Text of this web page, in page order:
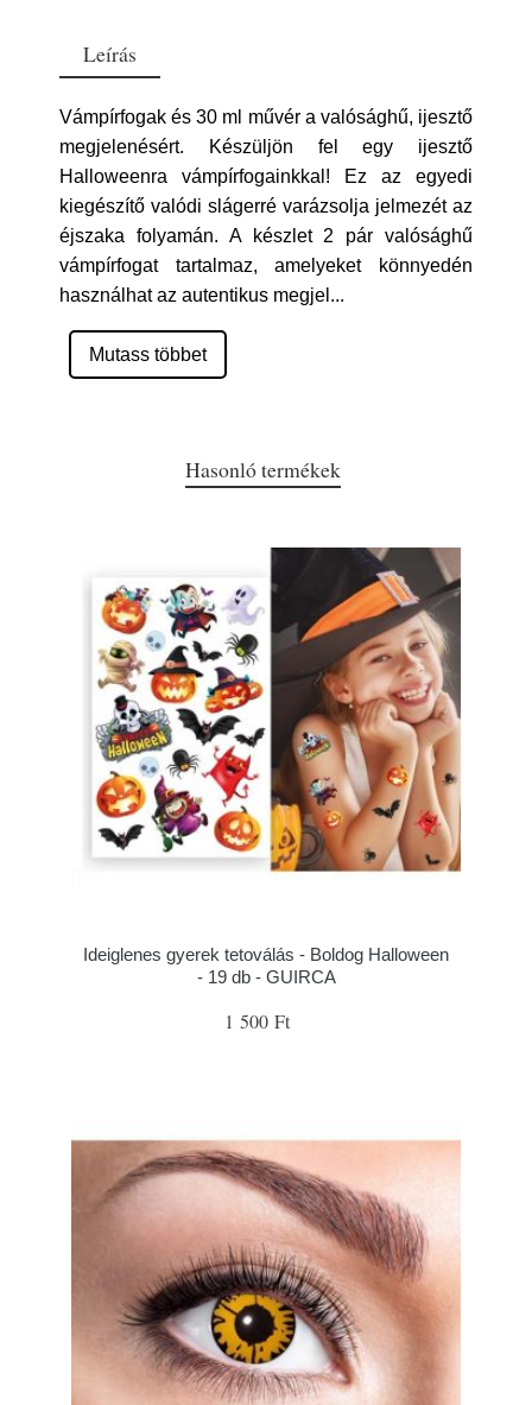
Leírás
Vámpírfogak és 30 ml művér a valósághű, ijesztő
megjelenésért. Készüljön fel egy ijesztő
Halloweenra vámpírfogainkkal! Ez az egyedi
kiegészítő valódi slágerré varázsolja jelmezét az
éjszaka folyamán. A készlet 2 pár valósághű
vámpírfogat tartalmaz, amelyeket könnyedén
használhat az autentikus megjel ...
Mutass többet
Hasonló termékek
Ideiglenes gyerek tetoválás - Boldog Halloween
- 19 db - GUIRCA
1 500 Ft